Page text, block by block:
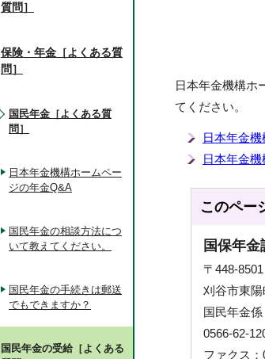
日本年金機構ホ
てください。
日本年金機
日本年金機
このペー
国保年金
〒448-8501
刈谷市東
国民年金
0566-62-
ファクス
質問］
保険・年金［よくある質
問］
国民年金［よくある質
問］
日本年金機構ホームペー
ジの年金Q&A
国民年金の相談方法につ
いて教えてください。
国民年金の手続きは郵送
でもできますか？
国民年金の受給［よくある